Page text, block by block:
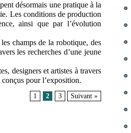
désormais une pratique à la
Les conditions de production
ainsi que par l’évolution
champs de la robotique, des
les recherches d’une jeune
designers et artistes à travers
pour l’exposition.
1 2 3 Suivant »